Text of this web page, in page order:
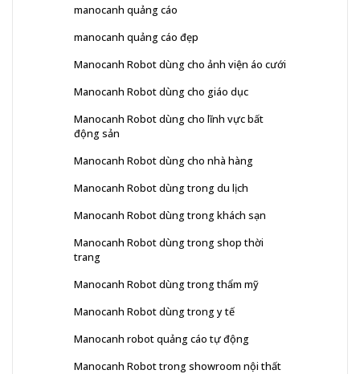
manocanh quảng cáo
manocanh quảng cáo đẹp
Manocanh Robot dùng cho ảnh viện áo cưới
Manocanh Robot dùng cho giáo dục
Manocanh Robot dùng cho lĩnh vực bất
động sản
Manocanh Robot dùng cho nhà hàng
Manocanh Robot dùng trong du lịch
Manocanh Robot dùng trong khách sạn
Manocanh Robot dùng trong shop thời
trang
Manocanh Robot dùng trong thẩm mỹ
Manocanh Robot dùng trong y tế
Manocanh robot quảng cáo tự động
Manocanh Robot trong showroom nội thất